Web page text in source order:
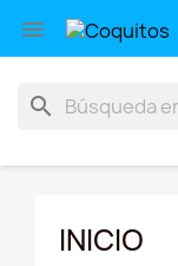

search
INICIO